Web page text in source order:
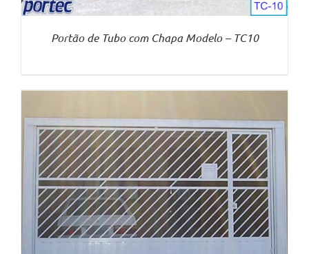
Portão de Tubo com Chapa Modelo – TC10